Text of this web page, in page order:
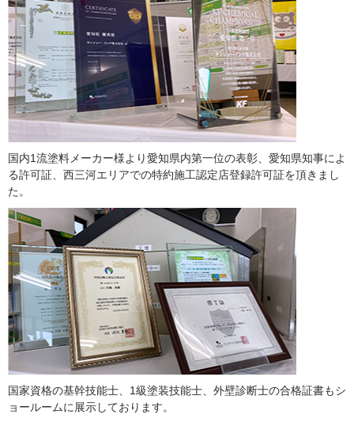
国内1流塗料メーカー様より愛知県内第一位の表彰、愛知県知事によ
る許可証、西三河エリアでの特約施工認定店登録許可証を頂きまし
た。
国家資格の基幹技能士、1級塗装技能士、外壁診断士の合格証書もシ
ョールームに展示しております。